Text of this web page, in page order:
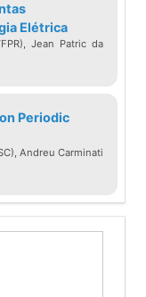
possui
pela
e doutorado
pela UEA
associado
Centro de
Artificial da
área de
aplicações
Elétrica
Jean Patric da
Periodic
Andreu Carminati